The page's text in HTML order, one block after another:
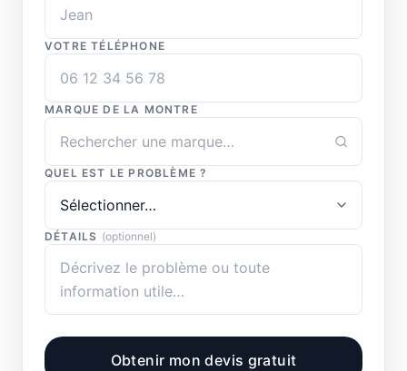
VOTRE TÉLÉPHONE
MARQUE DE LA MONTRE
QUEL EST LE PROBLÈME ?
DÉTAILS (optionnel)
Obtenir mon devis gratuit